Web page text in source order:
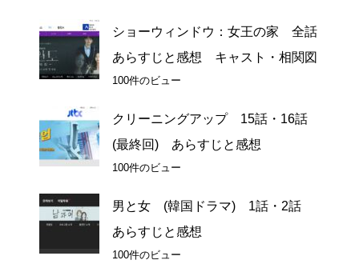
ショーウィンドウ：女王の家 全話
あらすじと感想 キャスト・相関図
100件のビュー
クリーニングアップ 15話・16話
(最終回) あらすじと感想
100件のビュー
男と女 (韓国ドラマ) 1話・2話
あらすじと感想
100件のビュー